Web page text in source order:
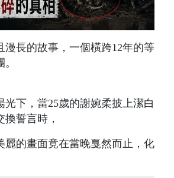
漫長的故事，一個橫跨12年的等
光下，當25歲的謝婉柔披上潔白
換誓言時，
麗的畫面竟在當晚戛然而止，化